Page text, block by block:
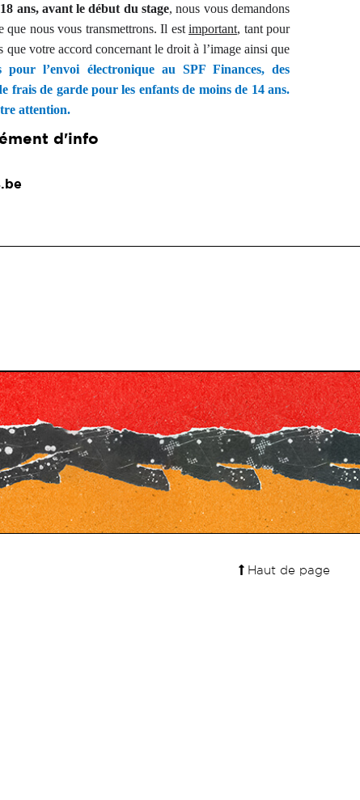
ans, avant le début du stage, nous vous demandons
que nous vous transmettrons. Il est important, tant pour
que votre accord concernant le droit à l’image ainsi que
pour l’envoi électronique au SPF Finances, des
frais de garde pour les enfants de moins de 14 ans.
attention.
d'info
Haut de page